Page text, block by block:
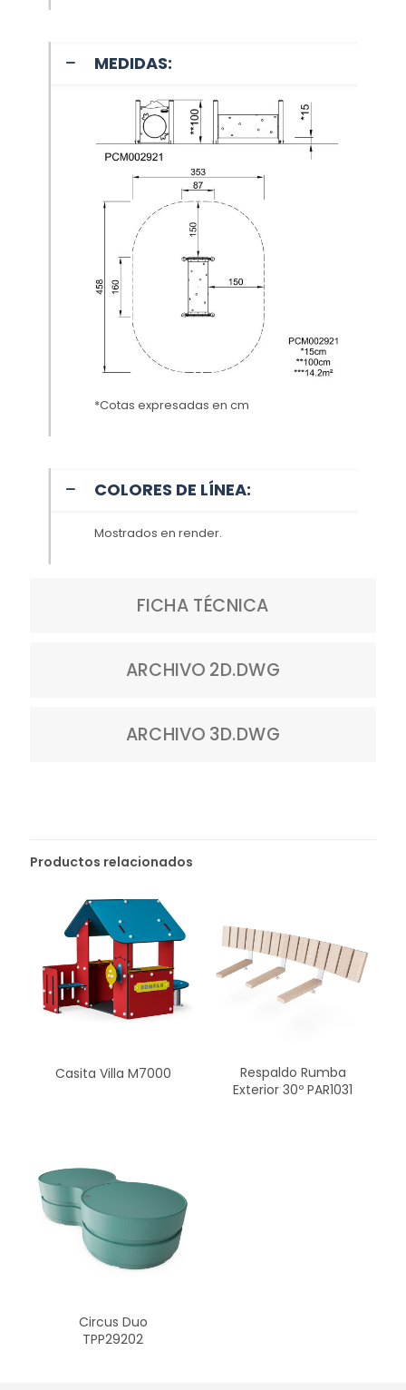
MEDIDAS:
*Cotas expresadas en cm
COLORES DE LÍNEA:
Mostrados en render.
FICHA TÉCNICA
ARCHIVO 2D.DWG
ARCHIVO 3D.DWG
Productos relacionados
Casita Villa M7000
Respaldo Rumba
Exterior 30º PAR1031
Circus Duo
TPP29202